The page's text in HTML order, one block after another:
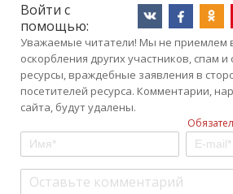
Войти с
помощью:
Уважаемые читатели! Мы не приемлем
оскорбления других участников, спам
ресурсы, враждебные заявления в
посетителей ресурса. Комментарии,
сайта, будут удалены.